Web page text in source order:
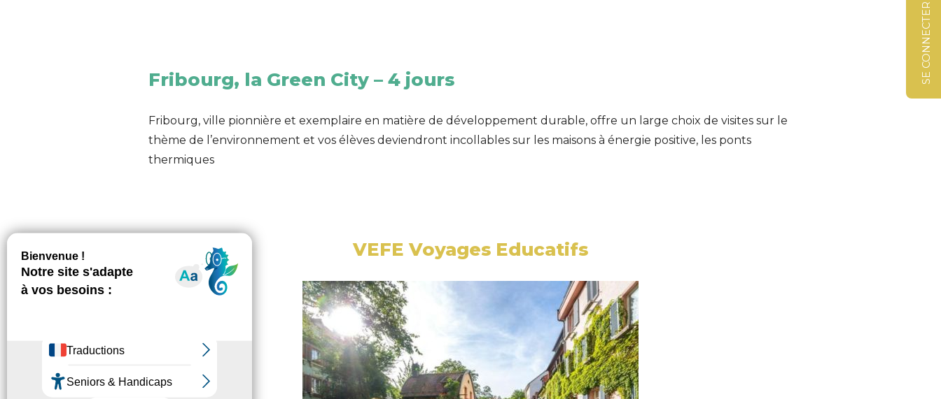
SE CONNECTER
Fribourg, la Green City – 4 jours
Fribourg, ville pionnière et exemplaire en matière de développement durable, offre un large choix de visites sur le
thème de l’environnement et vos élèves deviendront incollables sur les maisons à énergie positive, les ponts
thermiques
VEFE Voyages Educatifs